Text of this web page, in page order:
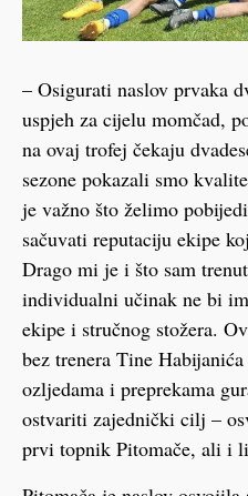
– Osigurati naslov prvaka
uspjeh za cijelu momčad,
na ovaj trofej čekaju
sezone pokazali smo
je važno što želimo
sačuvati reputaciju ekipe
Drago mi je i što sam
individualni učinak ne bi
ekipe i stručnog stožera.
bez trenera Tine
ozljedama i preprekama
ostvariti zajednički cilj –
prvi topnik Pitomače, ali i